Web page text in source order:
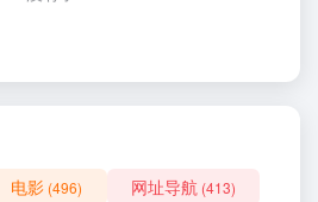
电影 (496) 网址导航 (413)